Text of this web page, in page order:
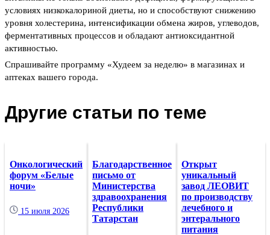
условиях низкокалориной диеты, но и способствуют снижению
уровня холестерина, интенсификации обмена жиров, углеводов,
ферментативных процессов и обладают антиоксидантной
активностью.
Спрашивайте программу «Худеем за неделю» в магазинах и
аптеках вашего города.
Другие статьи по теме
Онкологический
форум «Белые
ночи»
15 июля 2026
Благодарственное
письмо от
Министерства
здравоохранения
Республики
Татарстан
Открыт
уникальный
завод ЛЕОВИТ
по производству
лечебного и
энтерального
питания